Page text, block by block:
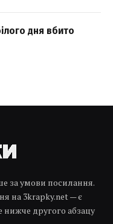
дня вбито
за умови посилання.
на 3krapky.net — є
нижче другого абзацу